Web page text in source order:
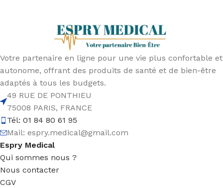
Votre partenaire en ligne pour une vie plus confortable et
autonome, offrant des produits de santé et de bien-être
adaptés à tous les budgets.
49 RUE DE PONTHIEU
75008 PARIS, FRANCE
Tél: 01 84 80 61 95
Mail: espry.medical@gmail.com
Espry Medical
Qui sommes nous ?
Nous contacter
CGV